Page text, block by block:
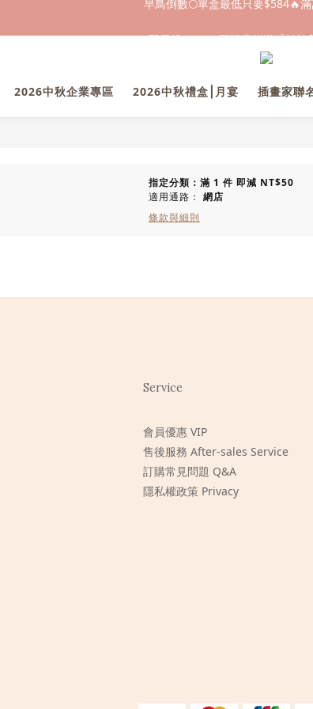
即日起～8/31 下訂喜餅送「拍拍
快閃優惠⏰ 馬年寶寶專屬試吃禮遇
2026中秋企業專區 2026中秋禮盒⎮月宴 插畫家聯
指定分類：滿 1 件 即減 NT$50
適用通路： 網店
條款與細則
Service
會員優惠 VIP
售後服務 After-sales Service
訂購常見問題 Q&A
隱私權政策 Privacy